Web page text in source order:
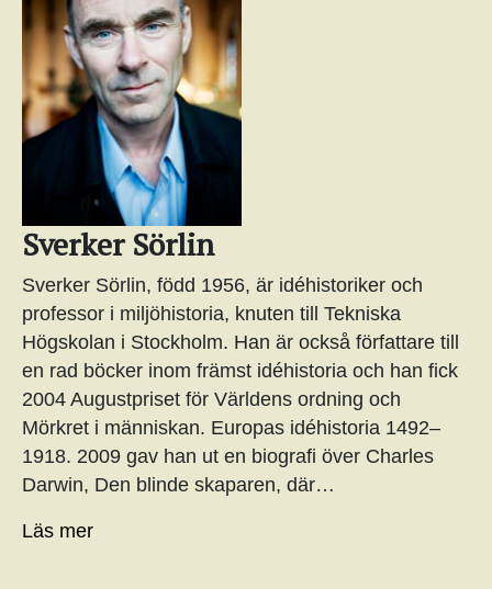
Sverker Sörlin
Sverker Sörlin, född 1956, är idéhistoriker och
professor i miljöhistoria, knuten till Tekniska
Högskolan i Stockholm. Han är också författare till
en rad böcker inom främst idéhistoria och han fick
2004 Augustpriset för Världens ordning och
Mörkret i människan. Europas idéhistoria 1492–
1918. 2009 gav han ut en biografi över Charles
Darwin, Den blinde skaparen, där…
Läs mer